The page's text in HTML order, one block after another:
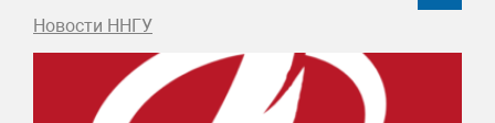
Новости ННГУ